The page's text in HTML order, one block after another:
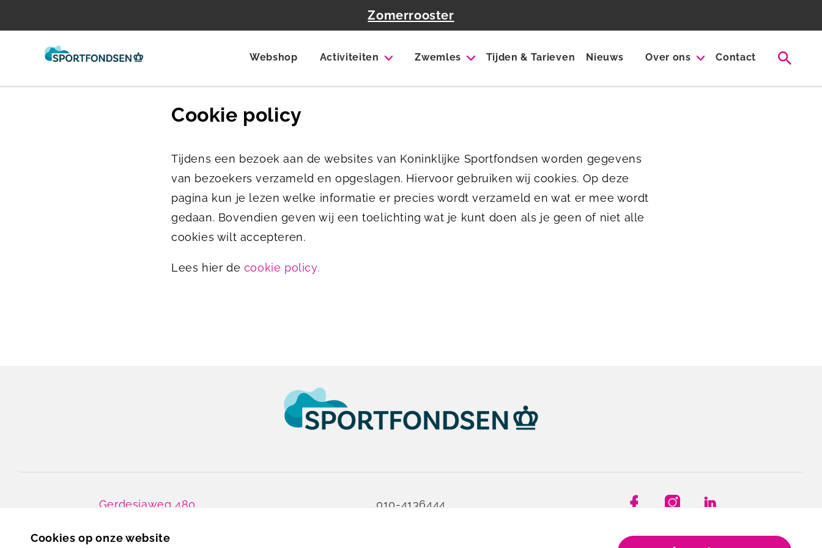
Zomerrooster
Webshop Activiteiten Zwemles Tijden & Tarieven Nieuws Over ons Contact
Cookie policy
Tijdens een bezoek aan de websites van Koninklijke Sportfondsen worden gegevens
van bezoekers verzameld en opgeslagen. Hiervoor gebruiken wij cookies. Op deze
pagina kun je lezen welke informatie er precies wordt verzameld en wat er mee wordt
gedaan. Bovendien geven wij een toelichting wat je kunt doen als je geen of niet alle
cookies wilt accepteren.
Lees hier de cookie policy.
Gerdesiaweg 480
010-4136444
Cookies op onze website